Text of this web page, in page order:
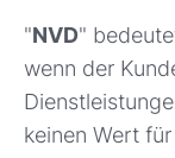
"NVD"
wenn der
keinen Wert